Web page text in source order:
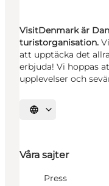
VisitDenmark är
turistorganisation.
att upptäcka det
erbjuda! Vi hoppas
upplevelser och
Välj språk
Våra sajter
Press